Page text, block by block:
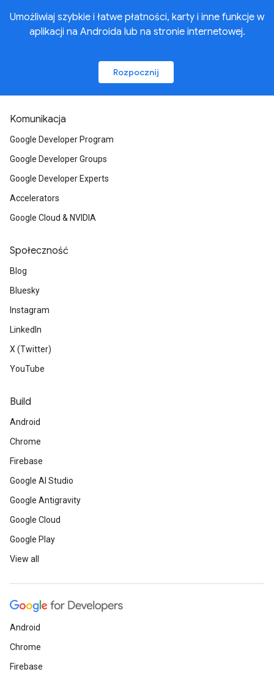
Umożliwiaj szybkie i łatwe płatności, karty i inne funkcje w
aplikacji na Androida lub na stronie internetowej.
Rozpocznij
Komunikacja
Google Developer Program
Google Developer Groups
Google Developer Experts
Accelerators
Google Cloud & NVIDIA
Społeczność
Blog
Bluesky
Instagram
LinkedIn
X (Twitter)
YouTube
Build
Android
Chrome
Firebase
Google AI Studio
Google Antigravity
Google Cloud
Google Play
View all
Android
Chrome
Firebase